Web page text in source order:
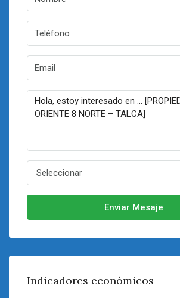
Seleccionar
Enviar Mesaje
Indicadores económicos